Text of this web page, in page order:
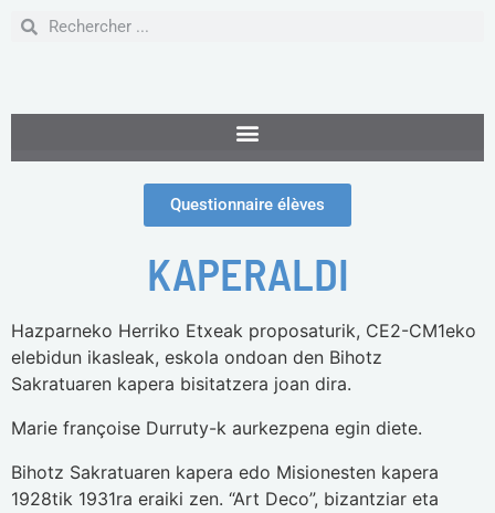
Questionnaire élèves
KAPERALDI
Hazparneko Herriko Etxeak proposaturik, CE2-CM1eko
elebidun ikasleak, eskola ondoan den Bihotz
Sakratuaren kapera bisitatzera joan dira.
Marie françoise Durruty-k aurkezpena egin diete.
Bihotz Sakratuaren kapera edo Misionesten kapera
1928tik 1931ra eraiki zen. “Art Deco”, bizantziar eta